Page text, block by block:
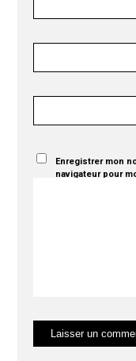
Enregistrer mon
navigateur pour